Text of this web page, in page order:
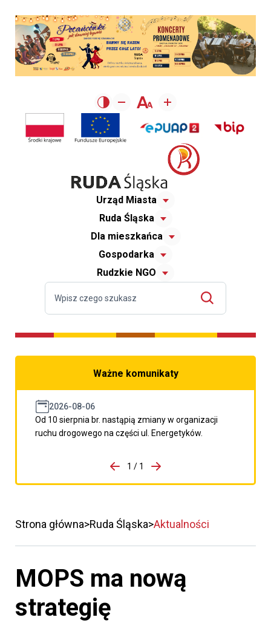
Urząd Miasta
Ruda Śląska
Dla mieszkańca
Gospodarka
Rudzkie NGO
Ważne komunikaty
2026-08-06
Od 10 sierpnia br. nastąpią zmiany w organizacji
ruchu drogowego na części ul. Energetyków.
porzpedniego komunikatu
1 / 1
Przejdź do następnego
Strona główna Ruda Śląska Aktualności
MOPS ma nową
strategię